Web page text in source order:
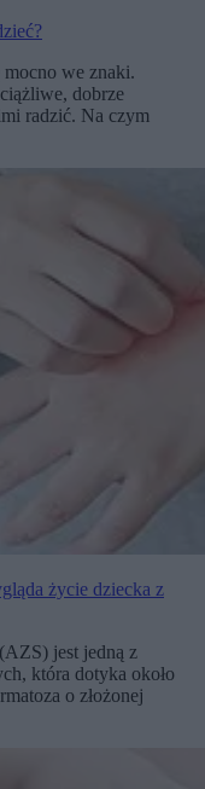
we znaki.
dobrze
radzić. Na czym
życie dziecka z
jest jedną z
która dotyka około
o złożonej